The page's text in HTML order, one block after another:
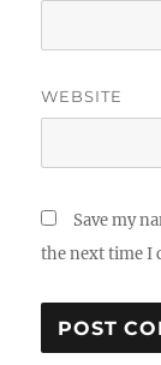
WEBSITE
Save my
the next time I